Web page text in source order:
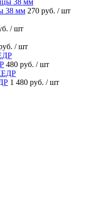
38 мм 270 руб. / шт
/ шт
/ шт
480 руб. / шт
1 480 руб. / шт